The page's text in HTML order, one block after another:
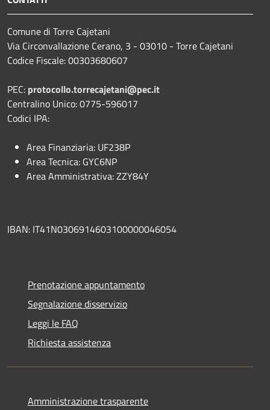
Comune di Torre Cajetani
Via Circonvallazione Cerano, 3 - 03010 - Torre Cajetani
Codice Fiscale: 00303680607
PEC: protocollo.torrecajetani@pec.it
Centralino Unico: 0775-596017
Codici IPA:
Area Finanziaria: UF238P
Area Tecnica: GYC6NP
Area Amministrativa: ZZY84Y
IBAN: IT41N0306914603100000046054
Prenotazione appuntamento
Segnalazione disservizio
Leggi le FAQ
Richiesta assistenza
Amministrazione trasparente